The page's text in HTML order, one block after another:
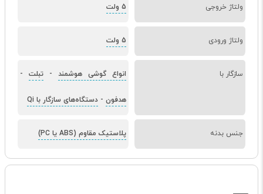
ولتاژ خروجی 5 ولت
ولتاژ ورودی 5 ولت
سازگار با انواع گوشی هوشمند - تبلت -
هدفون - دستگاه‌های سازگار با Qi
جنس بدنه پلاستیک مقاوم (ABS یا PC)